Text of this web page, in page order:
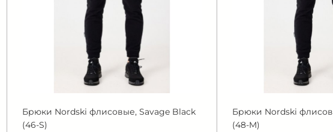
Брюки Nordski флисовые, Savage Black
(46-S)
Брюки Nordski
(48-M)